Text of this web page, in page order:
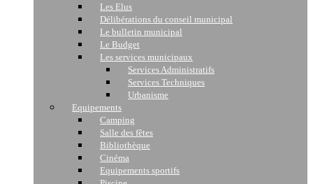
Les Elus
Délibérations du conseil municipal
Le bulletin municipal
Le Budget
Les services municipaux
Services Administratifs
Services Techniques
Urbanisme
Equipements
Camping
Salle des fêtes
Bibliothèque
Cinéma
Equipements sportifs